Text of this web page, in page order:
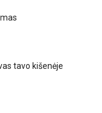
tavo kišenėje